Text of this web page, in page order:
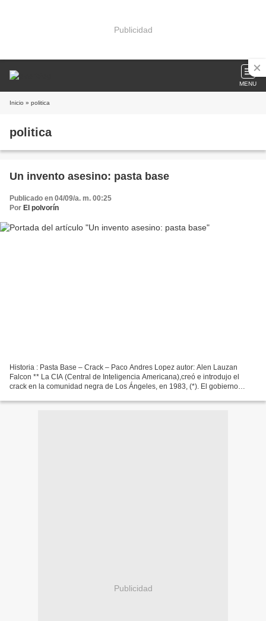
Publicidad
MENU
Inicio » politica
politica
Un invento asesino: pasta base
Publicado en 04/09/a. m. 00:25
Por El polvorín
Historia : Pasta Base – Crack – Paco Andres Lopez autor: Alen Lauzan
Falcon ** La CIA (Central de Inteligencia Americana),creó e introdujo el
crack en la comunidad negra de Los Ángeles, en 1983, (*). El gobierno
Publicidad